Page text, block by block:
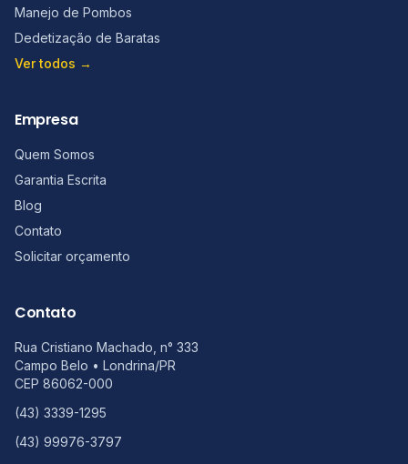
Manejo de Pombos
Dedetização de Baratas
Ver todos →
Empresa
Quem Somos
Garantia Escrita
Blog
Contato
Solicitar orçamento
Contato
Rua Cristiano Machado, n° 333
Campo Belo • Londrina/PR
CEP 86062-000
(43) 3339-1295
(43) 99976-3797